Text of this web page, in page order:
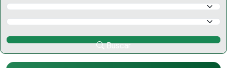
Selecciona un Estado
Selecciona un Municipio
Buscar